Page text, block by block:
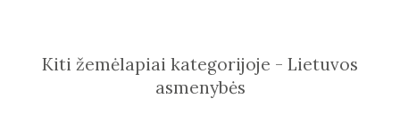
Kiti žemėlapiai kategorijoje - Lietuvos
asmenybės